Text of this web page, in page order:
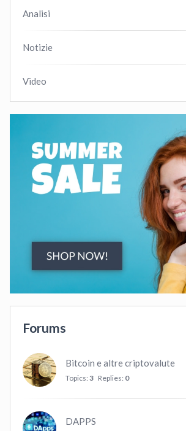
Analisi
Notizie
Video
Forums
Bitcoin e altre criptovalute
Topics: 3 Replies: 0
DAPPS